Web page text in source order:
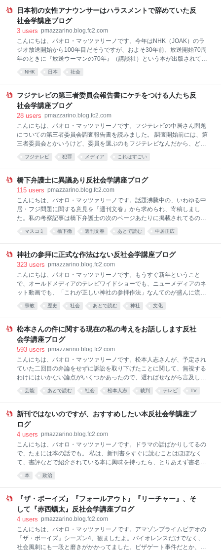
隠すべきとする社会通念があるからです。でも社会通念による抑制が弱
いSNSでは、支配欲モロ出しの発言をする人が増えました。テレビの画
面ではいつもにこやかで優しそうなイメージの有名人が、SNSでは支配
も珍しくなくなりました。 人間関係を、支配と服従という関係性でしか
とらえられない人は、相手を支配しなければ自分が支配されるとの恐怖
から強権的な態度をとりが
日本初の女性アナウンサーはハラスメントで辞めていた反
社会学講座ブログ
3 users pmazzarino.blog.fc2.com
こんにちは、パオロ・マッツァリーノです。今年はNHK（JOAK）のラ
ジオ放送開始から100年目だそうですが、およそ30年前、放送開始70周
年のときに『放送ウーマンの70年』（講談社）という本が出版されてま
す。先日読んでみたところ、放送局の現場で働いてきた女性スタッフた
ちの仕事ぶりをさまざまな証言などで回顧したおもしろい本でした。放
たいところですが、ちょっと古めの本なので入手はしづらいかもしれま
せん。興味のあるかたは近所の図書館で探してみてください。 NHKラジ
オの開局とほぼ同時に、翠川秋子という女性アナウンサーが在籍してい
いるシングルマザーだったというのだから、なお驚きです。ちなみに入
局の際には31歳とかなりサバを読んでました。 翠川秋子のことは私が知
らなかった
NHK 日本 社会
フジテレビの第三者委員会報告書にケチをつける人たち反
社会学講座ブログ
28 users pmazzarino.blog.fc2.com
こんにちは、パオロ・マッツァリーノです。フジテレビの中居さん問題
についての第三者委員会調査報告書を読みました。 調査開始前には、第
三者委員会とかいうけど、委員を選ぶのもフジテレビなんだから、どう
せるだけだろ、なんて冷ややかな声も聞こえてきました。 しかし実際上
フジテレビに忖度するどころか、業務の延長上で発生した性暴力だった
と明確に規定していました。さらに類似の事案まであぶり出して、フジ
テレビの責任と企業体質を容赦なく批判していたことに、多くの人たち
はいい意味で予想を裏切られたと思います。 週刊誌などは読者の怒りや
正義の感情に訴えるような文章で報じます。ドキュメンタリー番組やド
色をほどこします。 でもこ
フジテレビ 犯罪 メディア これはすごい
橋下弁護士に異議あり反社会学講座ブログ
115 users pmazzarino.blog.fc2.com
こんにちは、パオロ・マッツァリーノです。話題沸騰中の、いわゆる中
居・フジ問題に関する意見を『週刊文春』から求められ、寄稿しまし
た。私の考察記事は橋下弁護士の次のページあたりに掲載されてるので
はないかと。 もうだいぶ前に、橋下さんには愛想が尽きてるのですが、
今回の文春批判の発信源ですし、同じ誌面に載ってるので考察を読んで
賛してるあたりで、読む気が失せました。立花さんが本気で謝罪・反省
するつもりなどないのはあきらかなのに、それを見抜けない橋下さんに
は、人を見る目がありません。 まあ、そんなのはたいしたことではあり
ません。橋下さんの見解には、見過ごすことのできない、もっと重大な
問題点があるので、異議を申し立てておきます。 ●橋下さんの主張と文
は、トラブルが起こった
マスコミ 橋下徹 週刊文春 あとで読む 中居正広
神社の参拝に正式な作法はない反社会学講座ブログ
323 users pmazzarino.blog.fc2.com
こんにちは、パオロ・マッツァリーノです。もうすぐ新年ということ
で、オールドメディアのテレビワイドショーでも、ニューメディアのネ
ット動画でも、「これが正しい神社の参拝作法」なんてのが盛んに流れ
ることでしょう。 私は無信心・無宗教な人間なので、どの宗教にも依ら
ずに宗教を文化習俗として客観的に検証できます。正しい日本文化は、
は存在しません。 平成世代のみなさんは、二礼二拍手一礼が正式な参拝
作法だと信じてたりするのでしょうか。 昭和40年代生まれの私は、神社
で二礼二拍手一礼なんてやってる人を、長年見たことがありませんでし
せんが、私がこどもの頃に教わったのは、柏手を二回打ったあと、その
まま合掌して祈る、というやりかたでしたし、老若男女を問わず、周囲
の人は全員そうやってました
宗教 歴史 社会 あとで読む 神社 文化
松本さんの件に関する現在の私の考えをお話しします反社
会学講座ブログ
593 users pmazzarino.blog.fc2.com
こんにちは、パオロ・マッツァリーノです。松本人志さんが、予定され
ていた二回目の弁論をせずに訴訟を取り下げたことに関して、無視する
わけにはいかない論点がいくつかあったので、遅ればせながら言及して
おきます。 ＊ 今年1月に書いたブログ記事 『松本人志さんの罪について
の考察と提案』はネットメディアに転載されて大きな反響を呼びまし
を消すな』 この2本の追加記事を出してから、私は松本さんの件には言
及してません。なぜかと聞かれたこともあったんですが、いまに至るま
で自分の考えにまったく変化はないので、言及する必要がなかったとい
た。ご意見といっても、批判の99.9％はまともな日本語の文章にすらな
ってない誹謗中傷、悪口雑言、泣きごと、負け惜しみ、呪詛、邪言の
類。こういった、膿の
芸能 あとで読む 社会 松本人志 裁判 テレビ TV
新刊ではないのですが、おすすめしたい本反社会学講座ブ
ログ
4 users pmazzarino.blog.fc2.com
こんにちは、パオロ・マッツァリーノです。ドラマの話ばかりしてるの
で、たまには本の話でも。 私は、新刊書をすぐに読むことはほぼなく
て、書評などで紹介されている本に興味を持ったら、とりあえず書名だ
けをメモして読書予定リストにしておきます。そして2～3年たった頃
に、リストを元に本を読んでいきます。 こんなやりかたをしてる一番の
す。リストの中には、この本なんだっけ？ とまったく思い出せないも
のもありますが、発売して2、3年で読む価値のなくなるような本は読む
必要がないってことなので。電車に乗るとドア周りにインチキ臭いビジ
そうなものばかりです。 本は発売時に多くの書評が出ますが、数年もた
つと忘れられてしまいます。良書が埋もれてしまうのは、もったいな
本 政治
『ザ・ボーイズ』『フォールアウト』『リーチャー』、そ
して『赤西蠣太』反社会学講座ブログ
4 users pmazzarino.blog.fc2.com
こんにちは、パオロ・マッツァリーノです。アマゾンプライムビデオの
『ザ・ボーイズ』シーズン4、観ましたよ。バイオレンスだけでなく、
社会風刺にも一段と磨きがかかってました。ピザゲート事件だとか、権